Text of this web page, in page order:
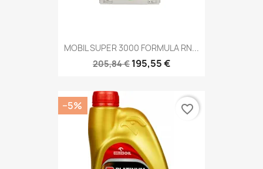
MOBIL SUPER 3000 FORMULA RN...
205,84 € 195,55 €
−5% favorite_border